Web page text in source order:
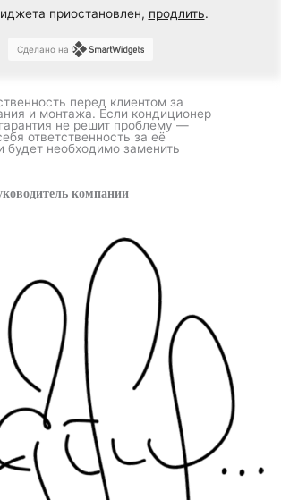
приостановлен, продлить.
Сделано на
перед клиентом за
и монтажа. Если кондиционер
не решит проблему —
ответственность за её
необходимо заменить
компании